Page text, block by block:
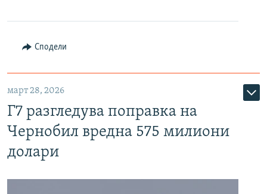
Сподели
март 28, 2026
Г7 разгледува поправка на
Чернобил вредна 575 милиони
долари